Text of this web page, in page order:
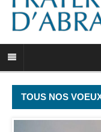
TOUS NOS